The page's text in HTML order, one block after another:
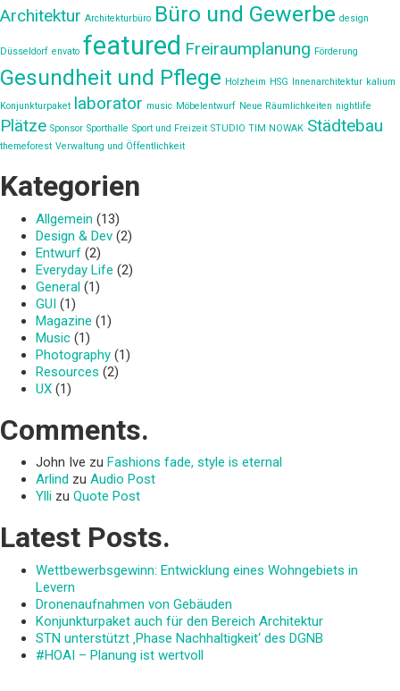
Architektur Architekturbüro Büro und Gewerbe design
Düsseldorf envato featured Freiraumplanung Förderung
Gesundheit und Pflege Holzheim HSG Innenarchitektur kalium
Konjunkturpaket laborator music Möbelentwurf Neue Räumlichkeiten nightlife
Plätze Sponsor Sporthalle Sport und Freizeit STUDIO TIM NOWAK Städtebau
themeforest Verwaltung und Öffentlichkeit
Kategorien
Allgemein (13)
Design & Dev (2)
Entwurf (2)
Everyday Life (2)
General (1)
GUI (1)
Magazine (1)
Music (1)
Photography (1)
Resources (2)
UX (1)
Comments.
John Ive zu Fashions fade, style is eternal
Arlind zu Audio Post
Ylli zu Quote Post
Latest Posts.
Wettbewerbsgewinn: Entwicklung eines Wohngebiets in
Levern
Dronenaufnahmen von Gebäuden
Konjunkturpaket auch für den Bereich Architektur
STN unterstützt ‚Phase Nachhaltigkeit‘ des DGNB
#HOAI – Planung ist wertvoll